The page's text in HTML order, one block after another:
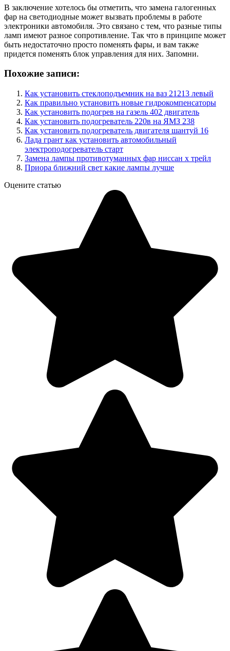
В заключение хотелось бы отметить, что замена галогенных
фар на светодиодные может вызвать проблемы в работе
электроники автомобиля. Это связано с тем, что разные типы
ламп имеют разное сопротивление. Так что в принципе может
быть недостаточно просто поменять фары, и вам также
придется поменять блок управления для них. Запомни.
Похожие записи:
Как установить стеклоподъемник на ваз 21213 левый
Как правильно установить новые гидрокомпенсаторы
Как установить подогрев на газель 402 двигатель
Как установить подогреватель 220в на ЯМЗ 238
Как установить подогреватель двигателя шантуй 16
Лада грант как установить автомобильный
электроподогреватель старт
Замена лампы противотуманных фар ниссан х трейл
Приора ближний свет какие лампы лучше
Оцените статью